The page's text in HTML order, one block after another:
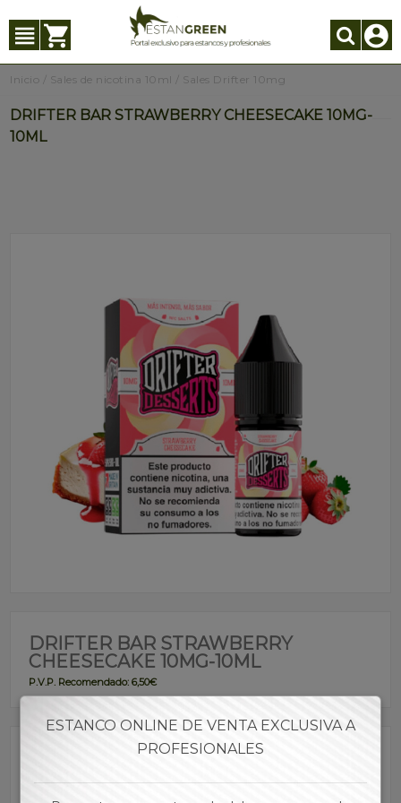
Inicio Sales de nicotina 10ml Sales Drifter 10mg
DRIFTER BAR STRAWBERRY CHEESECAKE 10MG-
10ML
DRIFTER BAR STRAWBERRY
CHEESECAKE 10MG-10ML
P.V.P. Recomendado: 6,50€
SADRI00110
ESTANCO ONLINE DE VENTA EXCLUSIVA A
PROFESIONALES